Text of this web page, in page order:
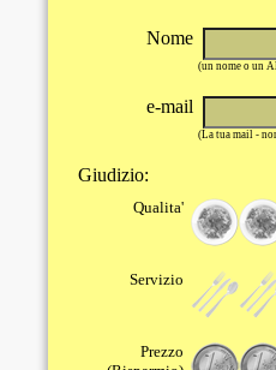
Nome
(un nome o un
e-mail
(La tua mail -
Giudizio:
Qualita'
Servizio
Prezzo